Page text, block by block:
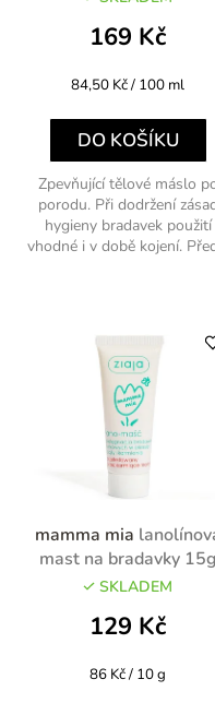
169 Kč
Měrná
84,50 Kč / 100 ml
DO KOŠÍKU
Zpevňující tělové máslo
porodu. Při dodržení
hygieny bradavek použití
vhodné i v době kojení.
mamma mia
mast na bradavky 15g
SKLADEM
129 Kč
Měrná
86 Kč / 10 g